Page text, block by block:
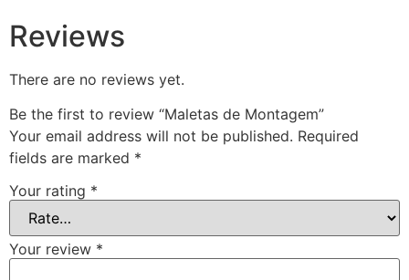
Reviews
There are no reviews yet.
Be the first to review “Maletas de Montagem”
Your email address will not be published. Required
fields are marked *
Your rating *
Your review *